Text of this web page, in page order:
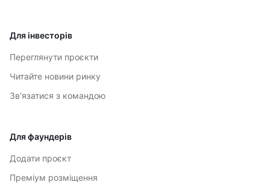
Для інвесторів
Переглянути проєкти
Читайте новини ринку
Зв'язатися з командою
Для фаундерів
Додати проєкт
Преміум розміщення